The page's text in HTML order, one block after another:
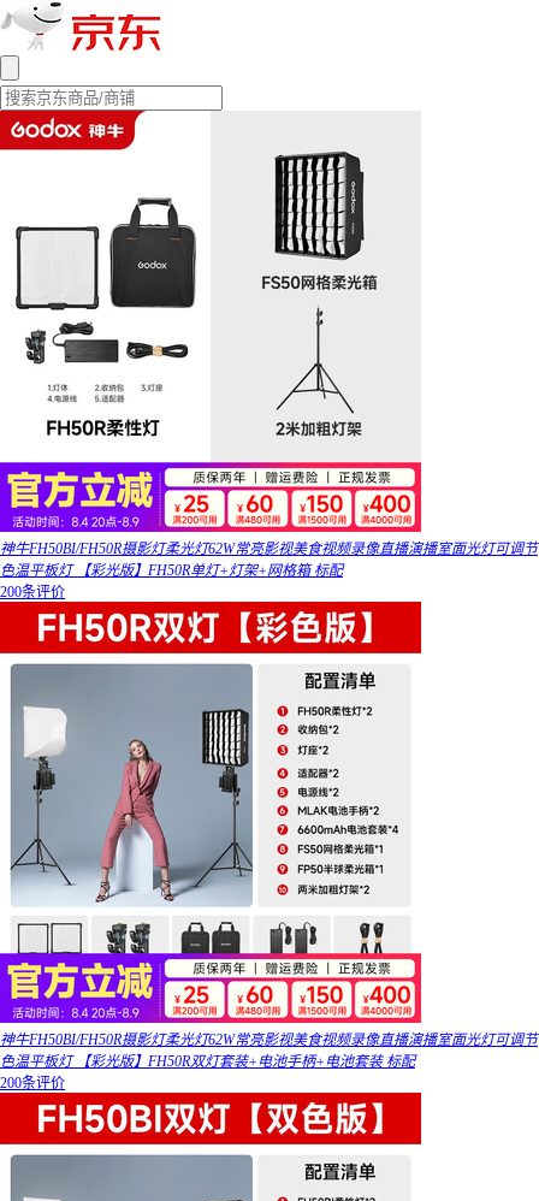
神牛FH50BI/FH50R摄影灯柔光灯62W常亮影视美食视频录像直播演播室面光灯可调节
色温平板灯 【彩光版】FH50R单灯+灯架+网格箱 标配
200条评价
神牛FH50BI/FH50R摄影灯柔光灯62W常亮影视美食视频录像直播演播室面光灯可调节
色温平板灯 【彩光版】FH50R双灯套装+电池手柄+电池套装 标配
200条评价